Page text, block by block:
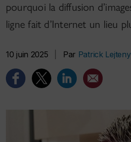
pourquoi la diffusion
ligne fait d’Internet un lieu
10 juin 2025 Par Patrick